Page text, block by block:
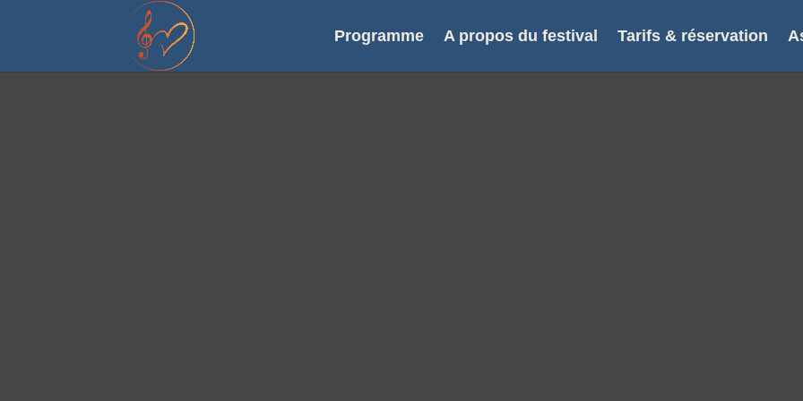
Programme A propos du festival Tarifs & réservation